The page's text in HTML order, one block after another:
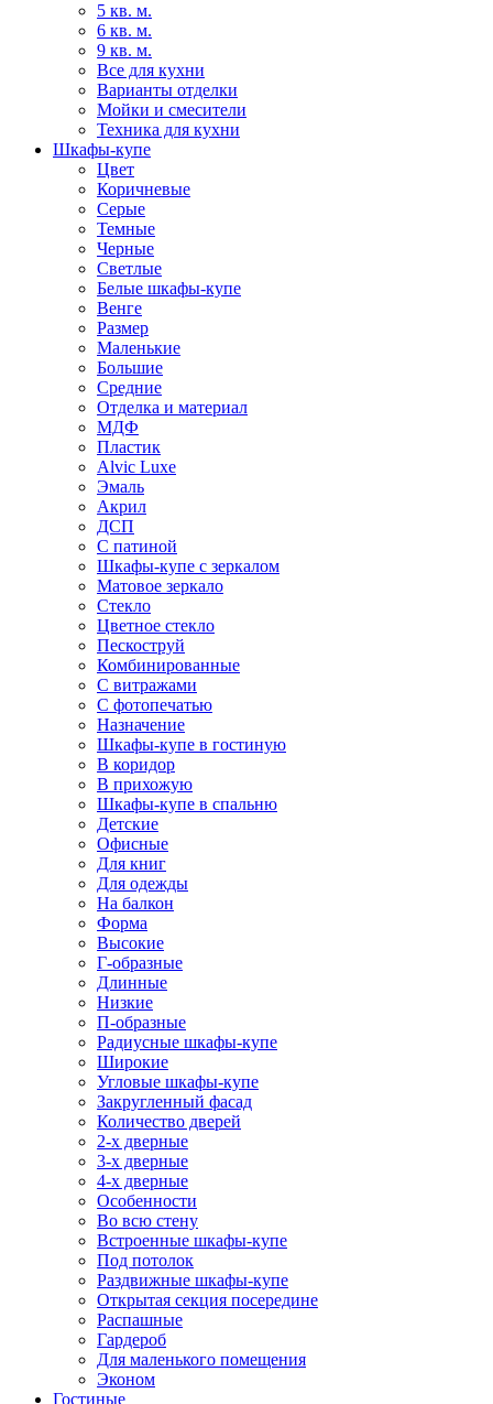
5 кв. м.
6 кв. м.
9 кв. м.
Все для кухни
Варианты отделки
Мойки и смесители
Техника для кухни
Шкафы-купе
Цвет
Коричневые
Серые
Темные
Черные
Светлые
Белые шкафы-купе
Венге
Размер
Маленькие
Большие
Средние
Отделка и материал
МДФ
Пластик
Alvic Luxe
Эмаль
Акрил
ДСП
С патиной
Шкафы-купе с зеркалом
Матовое зеркало
Стекло
Цветное стекло
Пескоструй
Комбинированные
С витражами
С фотопечатью
Назначение
Шкафы-купе в гостиную
В коридор
В прихожую
Шкафы-купе в спальню
Детские
Офисные
Для книг
Для одежды
На балкон
Форма
Высокие
Г-образные
Длинные
Низкие
П-образные
Радиусные шкафы-купе
Широкие
Угловые шкафы-купе
Закругленный фасад
Количество дверей
2-х дверные
3-х дверные
4-х дверные
Особенности
Во всю стену
Встроенные шкафы-купе
Под потолок
Раздвижные шкафы-купе
Открытая секция посередине
Распашные
Гардероб
Для маленького помещения
Эконом
Гостиные